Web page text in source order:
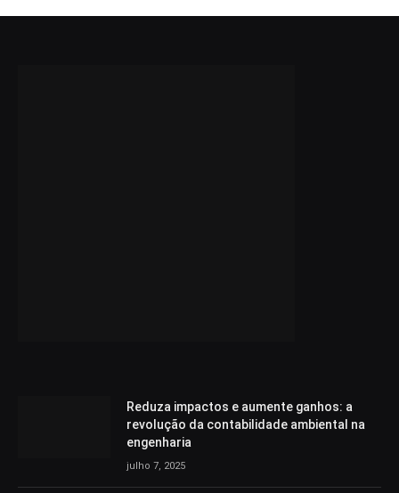
Reduza impactos e aumente ganhos: a
revolução da contabilidade ambiental na
engenharia
julho 7, 2025